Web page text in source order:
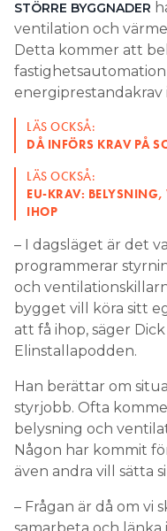
STÖRRE BYGGNADER
ventilation och
Detta kommer att
energiprestandakrav
LÄS OCKSÅ:
DÅ INFÖRS KRAV PÅ
LÄS OCKSÅ:
EU-KRAV: BELYSNING,
IHOP
– I dagsläget är det
programmerar
och
bygget vill köra sitt
att få ihop, säger
Elinstallapodden.
Han berättar om
styrjobb. Ofta
belysning och
Någon har kommit
även andra vill sätta
– Frågan är då om vi